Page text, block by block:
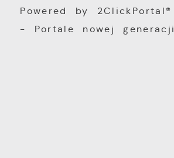
Powered by 2ClickPortal®
- Portale nowej generacji